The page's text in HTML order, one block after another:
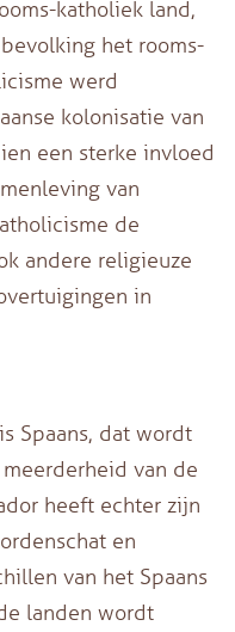
katholiek land,
het rooms-
werd
kolonisatie van
een sterke invloed
van
de
andere religieuze
in
Spaans, dat wordt
van de
heeft echter zijn
en
van het Spaans
landen wordt